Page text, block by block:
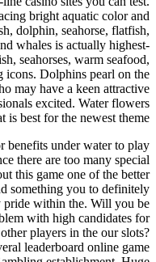
bright aquatic color and
dolphin, seahorse, flatfish,
whales is actually highest-
seahorses, warm seafood,
icons. Dolphins pearl on the
may have a keen attractive
excited. Water flowers
is best for the newest theme.
benefits under water to play
there are too many special
this game one of the better
something you to definitely
pride within the. Will you be
with high candidates for
players in the our slots?
leaderboard online game